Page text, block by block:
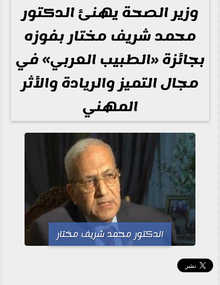
وزير الصحة يهنئ الدكتور
محمد شريف مختار بفوزه
بجائزة «الطبيب العربي» في
مجال التميز والريادة والأثر
المهني
الدكتور محمد شريف مختار